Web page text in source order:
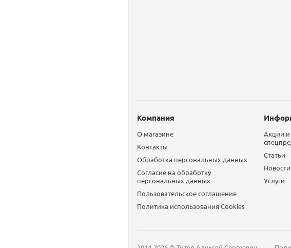
Компания
О магазине
Контакты
Обработка персональных данных
Согласие на обработку
персональных данных
Пользовательское соглашение
Политика использования Сookies
Акции и
Статьи
Новости
Услуги